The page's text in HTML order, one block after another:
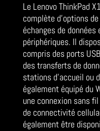
Le Lenovo ThinkPad
complète d’options
échanges de
périphériques. Il
compris des ports
des transferts de
stations d’accueil ou
également équipé du
une connexion sans
de connectivité
également être